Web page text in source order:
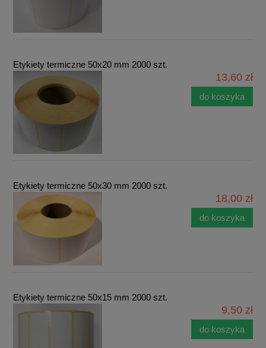
Etykiety termiczne 50x20 mm 2000 szt.
13,60 zł
do koszyka
Etykiety termiczne 50x30 mm 2000 szt.
18,00 zł
do koszyka
Etykiety termiczne 50x15 mm 2000 szt.
9,50 zł
do koszyka